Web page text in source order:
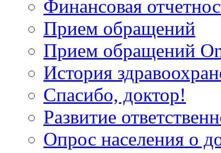
Финансовая
Прием обращений
Прием обращений
История
Спасибо, доктор!
Развитие
Опрос населения о